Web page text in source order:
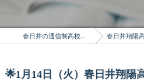
春日井の通信制高校はLIFEterrasse 春日井翔陽高等学院の
🌟1月14日（火）春日井翔陽